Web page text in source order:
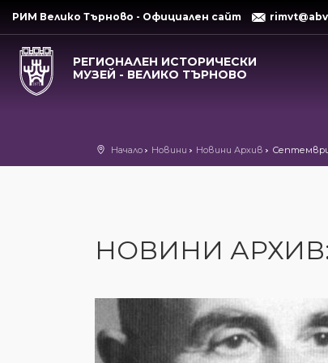
РИМ Велико Търново - Официален сайт
РЕГИОНАЛЕН ИСТОРИЧЕСКИ
МУЗЕЙ - ВЕЛИКО ТЪРНОВО
Начало Новини Новини Архив Септември
НОВИНИ АРХИВ: